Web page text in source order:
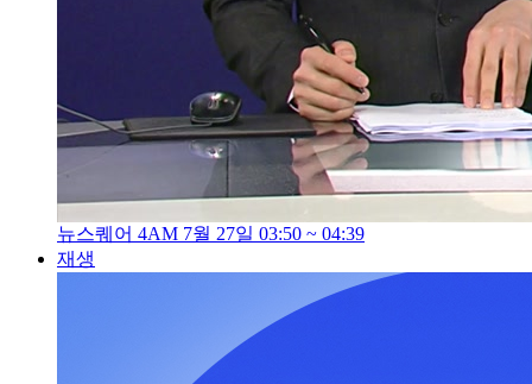
뉴스퀘어 4AM 7월 27일 03:50 ~ 04:39
재생